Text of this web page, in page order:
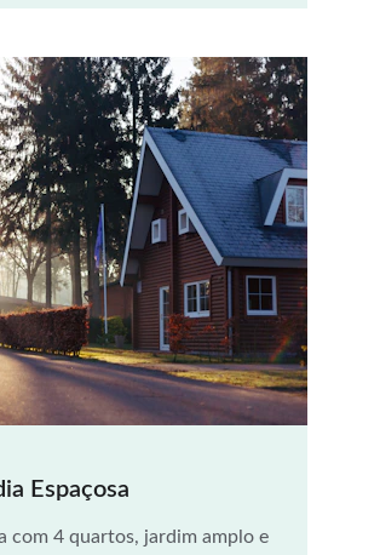
Espaçosa
com 4 quartos, jardim amplo e